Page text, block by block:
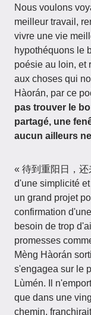
Nous voulons
meilleur travail,
vivre une vie
hypothéquons le
poésie au loin, et
aux choses qui
Hàorán, par ce
pas trouver le
partagé, une
aucun ailleurs
« 待到重阳日，
d'une simplicité
un grand projet
confirmation
besoin de trop
promesses
Mèng Hàorán
s'engagea sur le
Lùmén. Il
que dans une
chemin,